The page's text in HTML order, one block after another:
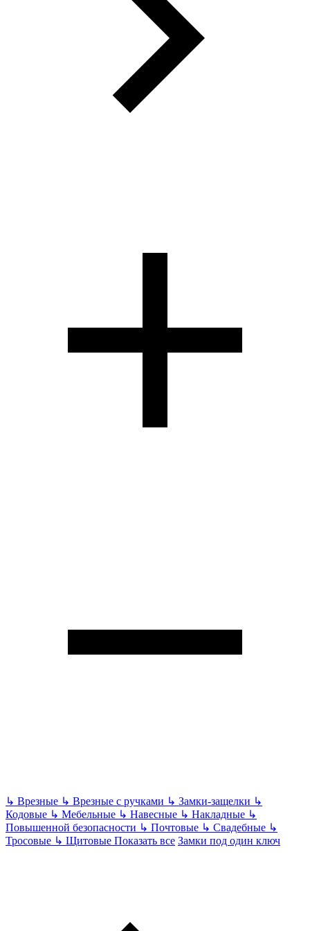
↳ Врезные ↳ Врезные с ручками ↳ Замки-защелки ↳
Кодовые ↳ Мебельные ↳ Навесные ↳ Накладные ↳
Повышенной безопасности ↳ Почтовые ↳ Свадебные ↳
Тросовые ↳ Щитовые Показать все Замки под один ключ